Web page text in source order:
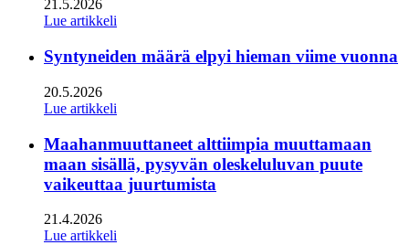
21.5.2026
Lue artikkeli
Syntyneiden määrä elpyi hieman viime vuonna
20.5.2026
Lue artikkeli
Maahanmuuttaneet alttiimpia muuttamaan
maan sisällä, pysyvän oleskeluluvan puute
vaikeuttaa juurtumista
21.4.2026
Lue artikkeli